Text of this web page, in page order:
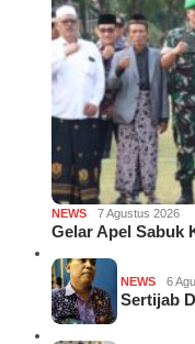
NEWS 7 Agustus 2026
Gelar Apel Sabuk
NEWS 6
Sertijab